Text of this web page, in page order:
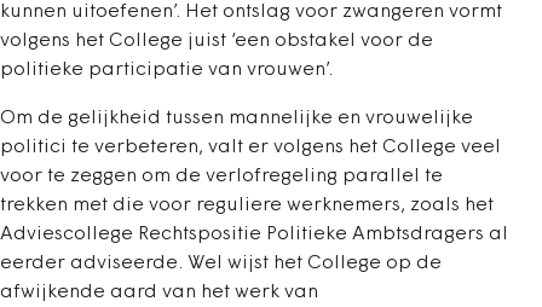
kunnen uitoefenen’. Het ontslag voor zwangeren vormt
volgens het College juist ‘een obstakel voor de
politieke participatie van vrouwen’.
Om de gelijkheid tussen mannelijke en vrouwelijke
politici te verbeteren, valt er volgens het College veel
voor te zeggen om de verlofregeling parallel te
trekken met die voor reguliere werknemers, zoals het
Adviescollege Rechtspositie Politieke Ambtsdragers al
eerder adviseerde. Wel wijst het College op de
afwijkende aard van het werk van